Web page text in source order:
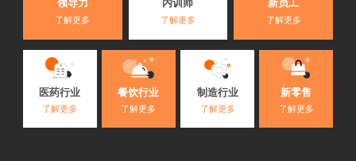
领导力
了解更多
内训师
了解更多
新员工
了解更多
医药行业
了解更多
餐饮行业
了解更多
制造行业
了解更多
新零售
了解更多